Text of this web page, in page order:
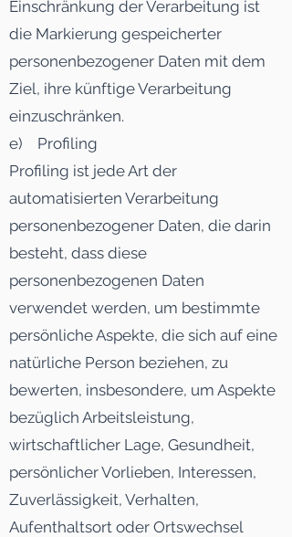
Einschränkung der Verarbeitung ist
die Markierung gespeicherter
personenbezogener Daten mit dem
Ziel, ihre künftige Verarbeitung
einzuschränken.
e) Profiling
Profiling ist jede Art der
automatisierten Verarbeitung
personenbezogener Daten, die darin
besteht, dass diese
personenbezogenen Daten
verwendet werden, um bestimmte
persönliche Aspekte, die sich auf eine
natürliche Person beziehen, zu
bewerten, insbesondere, um Aspekte
bezüglich Arbeitsleistung,
wirtschaftlicher Lage, Gesundheit,
persönlicher Vorlieben, Interessen,
Zuverlässigkeit, Verhalten,
Aufenthaltsort oder Ortswechsel